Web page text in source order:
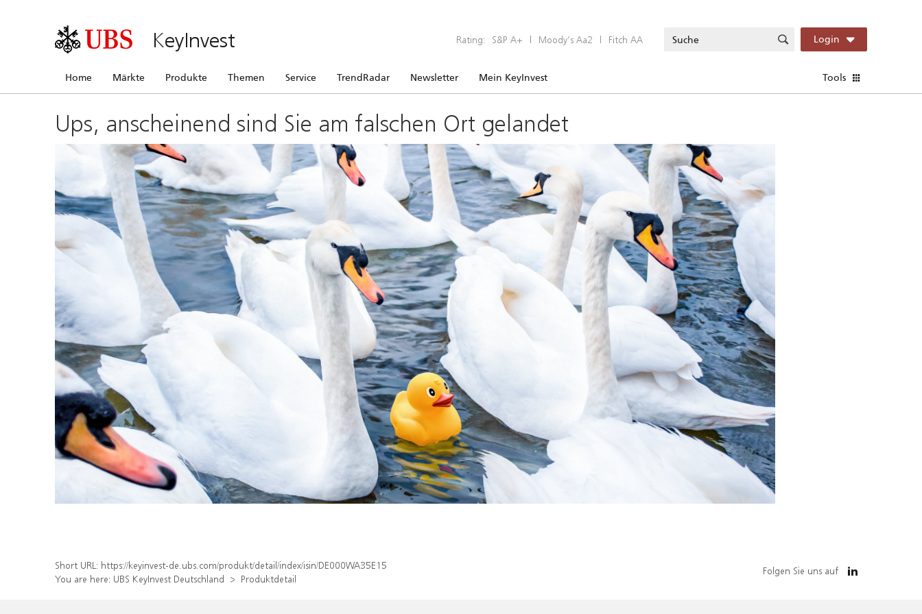
KeyInvest Rating: S&P A+ | Moody’s Aa2 | Fitch AA Login
Home Märkte Produkte Themen Service TrendRadar Newsletter Mein KeyInvest Tools
Ups, anscheinend sind Sie am falschen Ort gelandet
Short URL: https://keyinvest-de.ubs.com/produkt/detail/index/isin/DE000WA35E15
You are here: UBS KeyInvest Deutschland Produktdetail
Folgen Sie uns auf